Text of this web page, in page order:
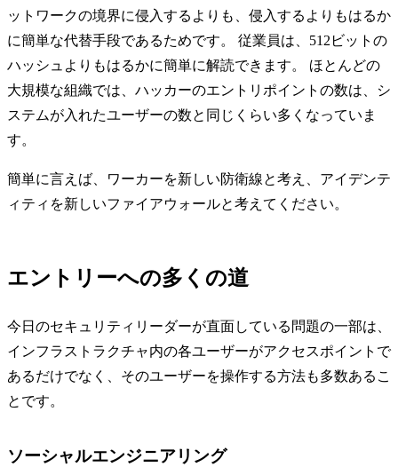
ットワークの境界に侵入するよりも、侵入するよりもはるか
に簡単な代替手段であるためです。 従業員は、512ビットの
ハッシュよりもはるかに簡単に解読できます。 ほとんどの
大規模な組織では、ハッカーのエントリポイントの数は、シ
ステムが入れたユーザーの数と同じくらい多くなっていま
す。
簡単に言えば、ワーカーを新しい防衛線と考え、アイデンテ
ィティを新しいファイアウォールと考えてください。
エントリーへの多くの道
今日のセキュリティリーダーが直面している問題の一部は、
インフラストラクチャ内の各ユーザーがアクセスポイントで
あるだけでなく、そのユーザーを操作する方法も多数あるこ
とです。
ソーシャルエンジニアリング